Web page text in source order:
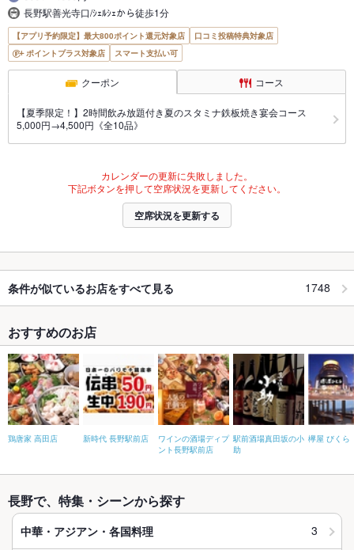
長野駅善光寺口/ｼｪﾙｼｪから徒歩1分
【アプリ予約限定】最大800ポイント還元対象店
口コミ投稿特典対象店
ポイントプラス対象店
スマート支払い可
クーポン コース
【夏季限定！】2時間飲み放題付き夏のスタミナ鉄板焼き宴会コース
5,000円→4,500円《全10品》
カレンダーの更新に失敗しました。
下記ボタンを押して空席状況を更新してください。
空席状況を更新する
条件が似ているお店をすべて見る 1748
おすすめのお店
鶏唐家 高田店 新時代 長野駅前店
ワインの酒場ディプ
ント長野駅前店
駅前酒場真田坂の小
助
欅屋 びくら
長野で、特集・シーンから探す
中華・アジアン・各国料理 3